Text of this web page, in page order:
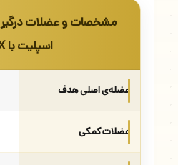
مشخصات و عضلات
اسپلیت با TRX
عضله‌ی اصلی هدف
عضلات کمکی